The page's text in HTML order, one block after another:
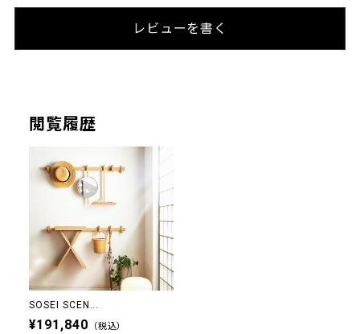
レビューを書く
閲覧履歴
SOSEI SCEN...
¥191,840 （税込）